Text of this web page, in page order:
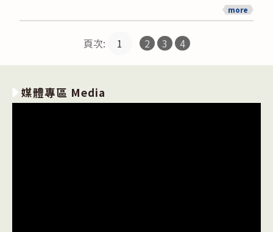
more
頁次: 1 2 3 4
媒體專區 Media